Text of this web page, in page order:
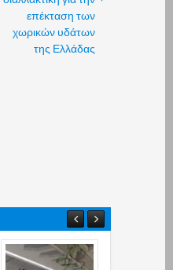
επέκταση των
χωρικών υδάτων
της Ελλάδας